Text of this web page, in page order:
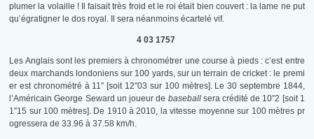
plumer la volaille ! Il faisait très froid et le roi était bien couvert : la lame ne put
qu’égratigner le dos royal. Il sera néanmoins écartelé vif.
4 03 1757
Les Anglais sont les premiers à chronométrer une course à pieds : c’est entre
deux marchands londoniens sur 100 yards, sur un terrain de cricket : le premi
er est chronométré à 11″ [soit 12″03 sur 100 mètres]. Le 30 septembre 1844,
l’Américain George Seward un joueur de baseballsera crédité de 10″2 [soit 1
1″15 sur 100 mètres]. De 1910 à 2010, la vitesse moyenne sur 100 mètres pr
ogressera de 33.96 à 37.58 km/h.